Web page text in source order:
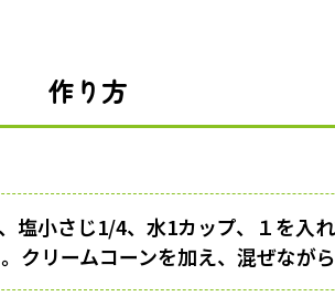
作り方
塩小さじ1/4、水1カップ、１を入
クリームコーンを加え、混ぜなが